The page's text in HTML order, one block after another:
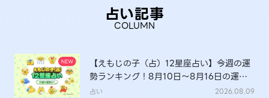
占い記事
COLUMN
【えもじの子（占）12星座占い】今週の運
勢ランキング！8月10日～8月16日の運勢
は？
占い 2026.08.09